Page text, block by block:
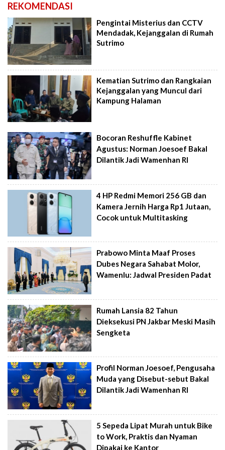
REKOMENDASI
Pengintai Misterius dan CCTV
Mendadak, Kejanggalan di Rumah
Sutrimo
Kematian Sutrimo dan Rangkaian
Kejanggalan yang Muncul dari
Kampung Halaman
Bocoran Reshuffle Kabinet
Agustus: Norman Joesoef Bakal
Dilantik Jadi Wamenhan RI
4 HP Redmi Memori 256 GB dan
Kamera Jernih Harga Rp1 Jutaan,
Cocok untuk Multitasking
Prabowo Minta Maaf Proses
Dubes Negara Sahabat Molor,
Wamenlu: Jadwal Presiden Padat
Rumah Lansia 82 Tahun
Dieksekusi PN Jakbar Meski Masih
Sengketa
Profil Norman Joesoef, Pengusaha
Muda yang Disebut-sebut Bakal
Dilantik Jadi Wamenhan RI
5 Sepeda Lipat Murah untuk Bike
to Work, Praktis dan Nyaman
Dipakai ke Kantor